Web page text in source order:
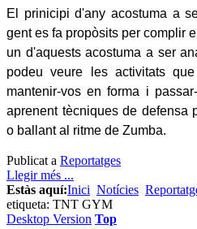
El prinicipi d'any acostuma a
gent es fa propòsits per complir
un d'aquests acostuma a ser
podeu veure les activitats
mantenir-vos en forma i
aprenent tècniques de defensa
o ballant al ritme de Zumba.
Publicat a Reportatges
Llegir més ...
Estàs aquí:Inici Notícies
etiqueta: TNT GYM
Desktop Version Top